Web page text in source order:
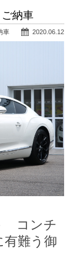
納車
2020.06.12
車
コンチ
有難う御